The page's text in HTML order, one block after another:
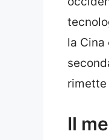
la Cina
rimette
Il